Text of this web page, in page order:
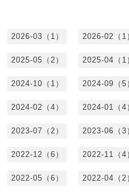
2026-03（1） 2026-02（1
2025-05（2） 2025-04（1
2024-10（1） 2024-09（5
2024-02（4） 2024-01（4
2023-07（2） 2023-06（3
2022-12（6） 2022-11（4
2022-05（6） 2022-04（2